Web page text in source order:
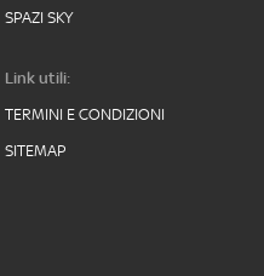
SPAZI SKY
Link utili:
TERMINI E CONDIZIONI
SITEMAP